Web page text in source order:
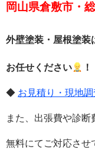
岡山県倉敷市・
外壁塗装・屋根塗装
お任せください ！
◆ お見積り・現地
また、出張費や診断
無料にてご対応させ